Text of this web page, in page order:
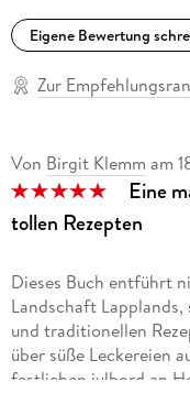
Eigene Bewertung
Zur
Von Birgit Klemm am
Eine
tollen Rezepten
Dieses Buch entführt
Landschaft
und traditionellen
über süße Leckereien
festlichen julbord an